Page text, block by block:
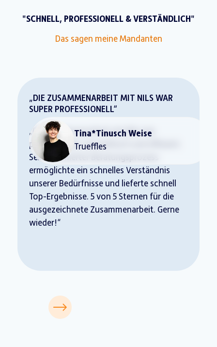
"SCHNELL, PROFESSIONELL & VERSTÄNDLICH"
Das sagen meine Mandanten
„DIE ZUSAMMENARBEIT MIT NILS WAR
SUPER PROFESSIONELL“
„Die Zusammenarbeit mit Nils war
professionell, sympathisch und effizient.
Sein optimierter Beratungsprozess
ermöglichte ein schnelles Verständnis
unserer Bedürfnisse und lieferte schnell
Top-Ergebnisse. 5 von 5 Sternen für die
ausgezeichnete Zusammenarbeit. Gerne
wieder!“
Tina*Tinusch Weise
Trueffles